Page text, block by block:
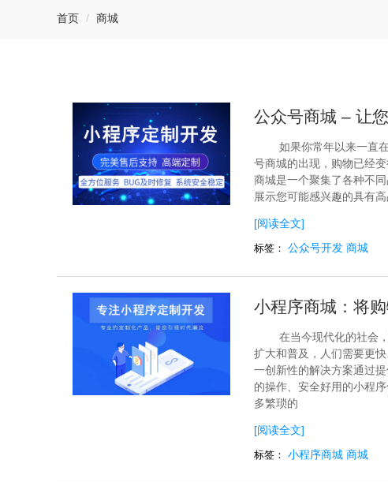
首页 商城
公众号商城 – 让
如果你常年以来一直
号商城的出现，购物已经
商城是一个聚集了各种不
展示您可能感兴趣的具有
[阅读全文]
标签： 公众号开发 商城
小程序商城：将
在当今现代化的社会
扩大和普及，人们需要更
一创新性的解决方案通过
的操作、安全好用的小程
多繁琐的
[阅读全文]
标签： 小程序商城 商城